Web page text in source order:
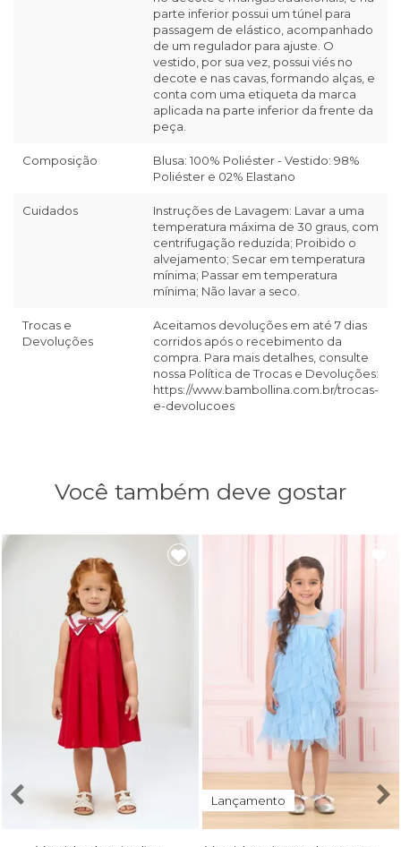
parte inferior possui um túnel para
passagem de elástico, acompanhado
de um regulador para ajuste. O
vestido, por sua vez, possui viés no
decote e nas cavas, formando alças, e
conta com uma etiqueta da marca
aplicada na parte inferior da frente da
peça.
Composição
Blusa: 100% Poliéster - Vestido: 98%
Poliéster e 02% Elastano
Cuidados
Instruções de Lavagem: Lavar a uma
temperatura máxima de 30 graus, com
centrifugação reduzida; Proibido o
alvejamento; Secar em temperatura
mínima; Passar em temperatura
mínima; Não lavar a seco.
Trocas e
Devoluções
Aceitamos devoluções em até 7 dias
corridos após o recebimento da
compra. Para mais detalhes, consulte
nossa Política de Trocas e Devoluções:
https://www.bambollina.com.br/trocas-
e-devolucoes
Você também deve gostar
Lançamento